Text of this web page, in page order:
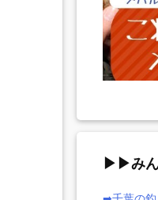
▶▶みん